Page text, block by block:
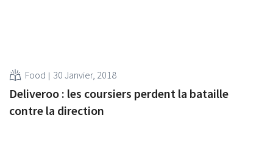
Food 30 Janvier, 2018
Deliveroo : les coursiers perdent la bataille
contre la direction